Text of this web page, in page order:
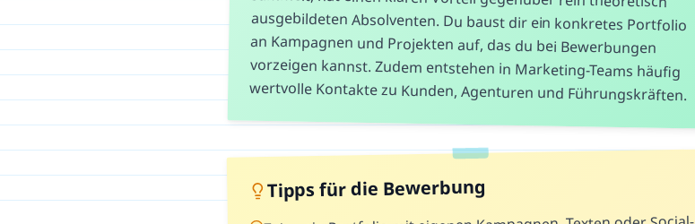
wertvolle Kontakte zu Kunden, Agenturen und Führungskräften.
Tipps für die Bewerbung